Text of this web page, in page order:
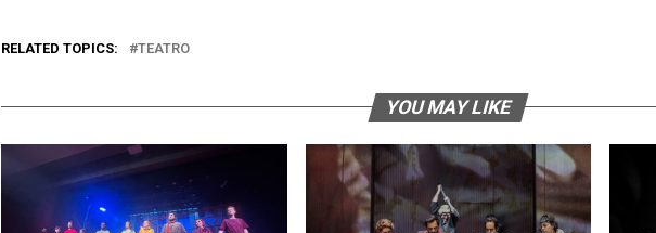
RELATED TOPICS: TEATRO
YOU MAY LIKE